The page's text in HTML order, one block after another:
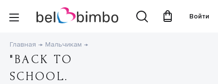
Войти
Главная Мальчикам
"BACK TO
SCHOOL.